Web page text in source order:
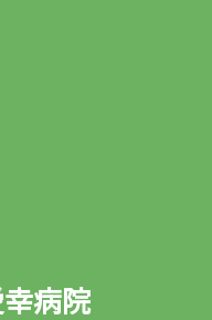
病院